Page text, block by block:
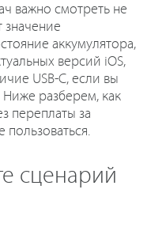
важно смотреть не
аккумулятора,
версий iOS,
USB-C, если вы
разберем, как
переплаты за
сценарий